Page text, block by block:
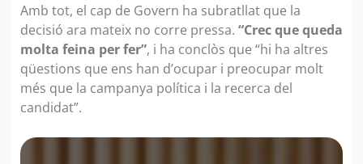
Amb tot, el cap de Govern ha subratllat que la
decisió ara mateix no corre pressa. “Crec que queda
molta feina per fer”, i ha conclòs que “hi ha altres
qüestions que ens han d’ocupar i preocupar molt
més que la campanya política i la recerca del
candidat”.